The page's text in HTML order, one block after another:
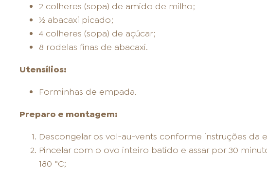
2 colheres (sopa) de amido de milho;
½ abacaxi picado;
4 colheres (sopa) de açúcar;
8 rodelas finas de abacaxi.
Utensílios:
Forminhas de empada.
Preparo e montagem:
Descongelar os vol-au-vents conforme instruções da
Pincelar com o ovo inteiro batido e assar por 30
180 °C;